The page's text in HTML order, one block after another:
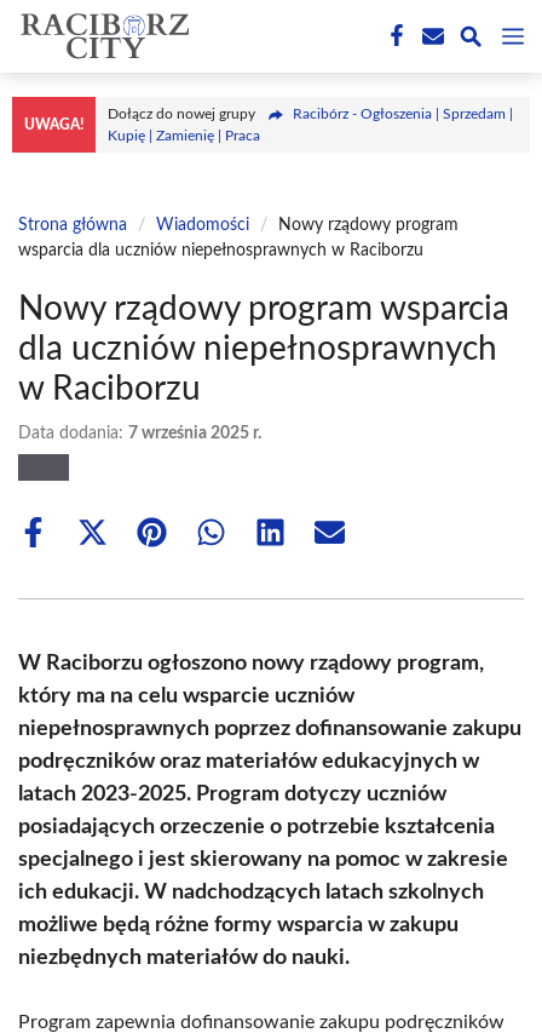
Przejdź
treści
UWAGA!
Dołącz do nowej grupy
Racibórz - Ogłoszenia | Sprzedam |
Kupię | Zamienię | Praca
Strona główna / Wiadomości /
Nowy rządowy program
wsparcia dla uczniów niepełnosprawnych w Raciborzu
Nowy rządowy program wsparcia
dla uczniów niepełnosprawnych
w Raciborzu
Data dodania: 7 września 2025 r.
Share
Share
(Twitter)
Share Share Share Share
W Raciborzu ogłoszono nowy rządowy program,
który ma na celu wsparcie uczniów
niepełnosprawnych poprzez dofinansowanie zakupu
podręczników oraz materiałów edukacyjnych w
latach 2023-2025. Program dotyczy uczniów
posiadających orzeczenie o potrzebie kształcenia
specjalnego i jest skierowany na pomoc w zakresie
ich edukacji. W nadchodzących latach szkolnych
możliwe będą różne formy wsparcia w zakupu
niezbędnych materiałów do nauki.
Program zapewnia dofinansowanie zakupu podręczników